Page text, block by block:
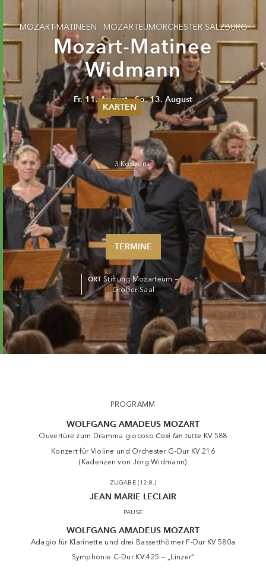
KARTEN
Sommer 2026
Pfingsten 2026
Abonnements
Karteninformation
Gutscheine
MOZART-MATINEEN · MOZARTEUMORCHESTER SALZBURG
Mozart-Matinee
Widmann
Fr. 11. August - So. 13. August
3 Konzerte
TERMINE
ORT Stiftung Mozarteum —
Großer Saal
PROGRAMM
WOLFGANG AMADEUS MOZART
Ouvertüre zum Dramma giocosoCosì fan tutte KV 588
Konzert für Violine und Orchester G-Dur KV 216
(Kadenzen von Jörg Widmann)
ZUGABE (12.8.)
JEAN MARIE LECLAIR
PAUSE
WOLFGANG AMADEUS MOZART
Adagio für Klarinette und drei Bassetthörner F-Dur KV 580a
Symphonie C-Dur KV 425 — „Linzer“